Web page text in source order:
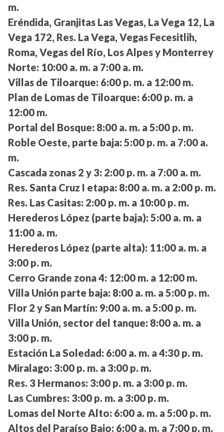
m.
Eréndida, Granjitas Las Vegas, La Vega 12, La
Vega 172, Res. La Vega, Vegas Fecesitlih,
Roma, Vegas del Río, Los Alpes y Monterrey
Norte: 10:00 a. m. a 7:00 a. m.
Villas de Tiloarque: 6:00 p. m. a 12:00 m.
Plan de Lomas de Tiloarque: 6:00 p. m. a
12:00 m.
Portal del Bosque: 8:00 a. m. a 5:00 p. m.
Roble Oeste, parte baja: 5:00 p. m. a 7:00 a.
m.
Cascada zonas 2 y 3: 2:00 p. m. a 7:00 a. m.
Res. Santa Cruz I etapa: 8:00 a. m. a 2:00 p. m.
Res. Las Casitas: 2:00 p. m. a 10:00 p. m.
Herederos López (parte baja): 5:00 a. m. a
11:00 a. m.
Herederos López (parte alta): 11:00 a. m. a
3:00 p. m.
Cerro Grande zona 4: 12:00 m. a 12:00 m.
Villa Unión parte baja: 8:00 a. m. a 5:00 p. m.
Flor 2 y San Martín: 9:00 a. m. a 5:00 p. m.
Villa Unión, sector del tanque: 8:00 a. m. a
3:00 p. m.
Estación La Soledad: 6:00 a. m. a 4:30 p. m.
Miralago: 3:00 p. m. a 3:00 p. m.
Res. 3 Hermanos: 3:00 p. m. a 3:00 p. m.
Las Cumbres: 3:00 p. m. a 3:00 p. m.
Lomas del Norte Alto: 6:00 a. m. a 5:00 p. m.
Altos del Paraíso Bajo: 6:00 a. m. a 7:00 p. m.